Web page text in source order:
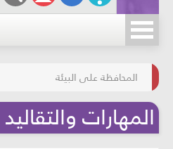
مسابقة الركب الحسينيّ
المحافظة على البيئة
المهارات